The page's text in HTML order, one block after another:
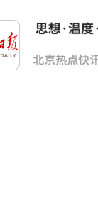
的碳水化合物，
，帮助肾脏顺利
、深度分析尽在
，请在相关文章刊